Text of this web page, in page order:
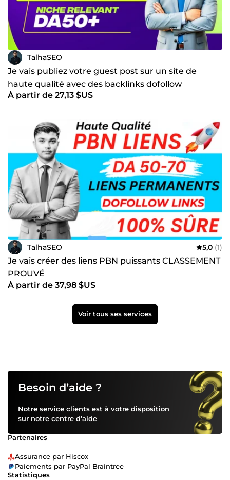
Distribution de Communiqués de Presse, Soumission de
Communiqués de Presse, Relations Publiques, Marketing
de Contenu, Outreach Média, Stratégie de Marketing,
Construction d'Autorité en Ligne, Backlinks de Haute
Qualité, Placement Média
TalhaSEO
Je vais publiez votre guest post sur un site de
haute qualité avec des backlinks dofollow
À partir de 27,13 $US
TalhaSEO 5,0 (1)
Je vais créer des liens PBN puissants CLASSEMENT
PROUVÉ
À partir de 37,98 $US
Voir tous ses services
Besoin d’aide ?
Notre service clients est à votre disposition
sur notre centre d’aide
Partenaires
Assurance par Hiscox
Paiements par PayPal Braintree
Statistiques